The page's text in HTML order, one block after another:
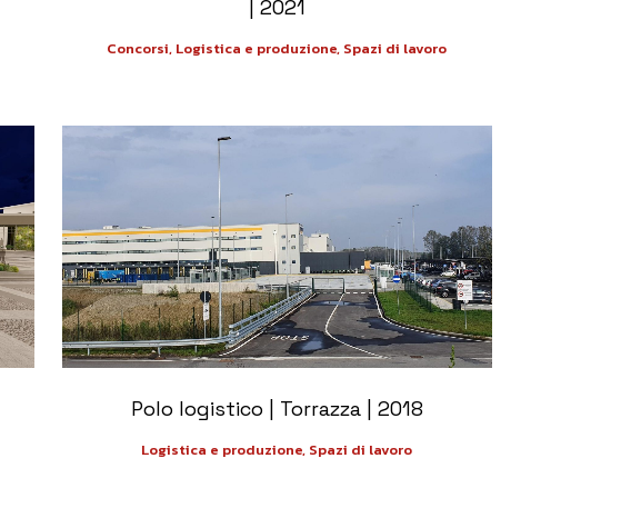
| 2021
Concorsi, Logistica e produzione, Spazi di lavoro
+
Polo logistico | Torrazza | 2018
Logistica e produzione, Spazi di lavoro